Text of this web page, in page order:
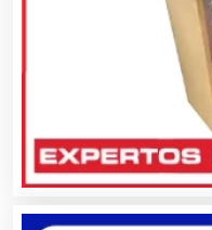
Alquiler de
Alquiler de